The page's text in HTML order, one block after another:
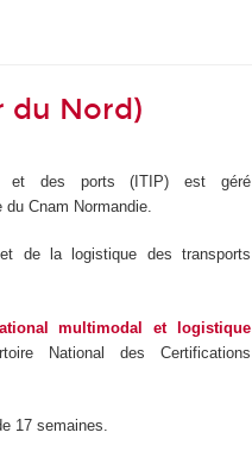
du Nord)
et des ports (ITIP) est géré
Cnam Normandie.
de la logistique des transports
multimodal et logistique
National des Certifications
17 semaines.